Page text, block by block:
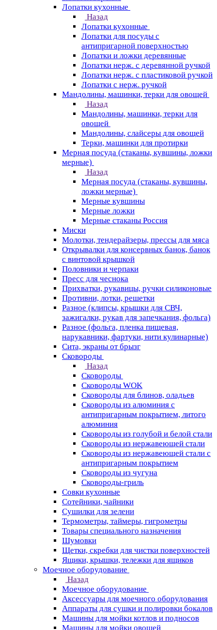
Лопатки кухонные
Назад
Лопатки кухонные
Лопатки для посуды с
антипригарной поверхностью
Лопатки и ложки деревянные
Лопатки нерж. с деревянной ручкой
Лопатки нерж. с пластиковой ручкой
Лопатки с нерж. ручкой
Мандолины, машинки, терки для овощей
Назад
Мандолины, машинки, терки для
овощей
Мандолины, слайсеры для овощей
Терки, машинки для протирки
Мерная посуда (стаканы, кувшины, ложки
мерные)
Назад
Мерная посуда (стаканы, кувшины,
ложки мерные)
Мерные кувшины
Мерные ложки
Мерные стаканы Россия
Миски
Молотки, тендерайзеры, прессы для мяса
Открывалки для консервных банок, банок
с винтовой крышкой
Половники и черпаки
Пресс для чеснока
Прихватки, рукавицы, ручки силиконовые
Противни, лотки, решетки
Разное (клипсы, крышки для СВЧ,
зажигалки, рукав для запечкания, фольга)
Разное (фольга, пленка пищевая,
нарукавники, фартуки, нити кулинарные)
Сита, экраны от брызг
Сковороды
Назад
Сковороды
Сковороды WOK
Сковороды для блинов, оладьев
Сковороды из алюминия с
антипригарным покрытием, литого
алюминия
Сковороды из голубой и белой стали
Сковороды из нержавеющей стали
Сковороды из нержавеющей стали с
антипригарным покрытием
Сковороды из чугуна
Сковороды-гриль
Совки кухонные
Сотейники, чайники
Сушилки для зелени
Термометры, таймеры, гигрометры
Товары специального назначения
Шумовки
Щетки, скребки для чистки поверхностей
Ящики, крышки, тележки для ящиков
Моечное оборудование
Назад
Моечное оборудование
Аксессуары для моечного оборудования
Аппараты для сушки и полировки бокалов
Машины для мойки котлов и подносов
Машины для мойки овощей